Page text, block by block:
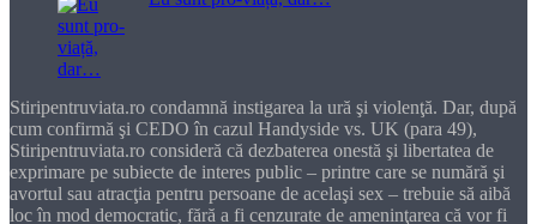
Stiripentruviata.ro condamnă instigarea la ură şi violenţă. Dar, după
cum confirmă şi CEDO în cazul Handyside vs. UK (para 49),
Stiripentruviata.ro consideră că dezbaterea onestă şi libertatea de
exprimare pe subiecte de interes public – printre care se numără şi
avortul sau atracţia pentru persoane de acelaşi sex – trebuie să aibă
loc în mod democratic, fără a fi cenzurate de ameninţarea că vor fi